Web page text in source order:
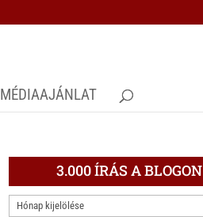
MÉDIAAJÁNLAT
3.000 ÍRÁS A BLOGON
3.000